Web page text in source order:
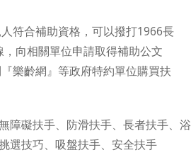
合補助資格，可以撥打1966長
向相關單位申請取得補助公文
樂齡網』等政府特約單位購買扶